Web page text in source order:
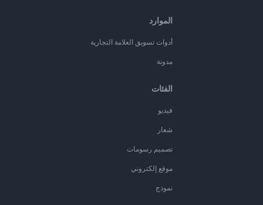
الموارد
أدوات تسويق العلامة التجارية
مدونة
الفئات
فيديو
شعار
تصميم رسومات
موقع إلكتروني
نموذج